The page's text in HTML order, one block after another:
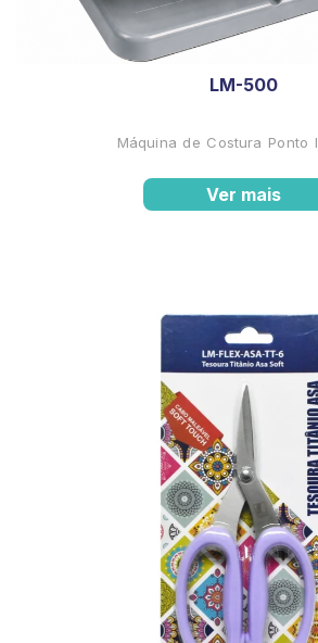
LM-500
Máquina de Costura Ponto
Ver mais